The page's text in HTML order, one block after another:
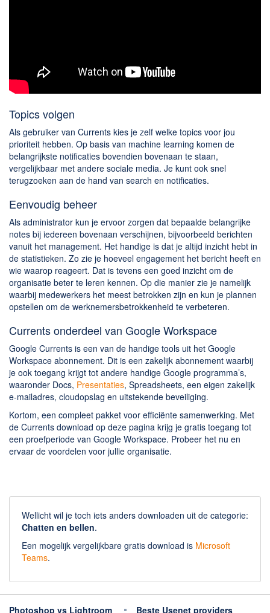
Topics volgen
Als gebruiker van Currents kies je zelf welke topics voor jou
prioriteit hebben. Op basis van machine learning komen de
belangrijkste notificaties bovendien bovenaan te staan,
vergelijkbaar met andere sociale media. Je kunt ook snel
terugzoeken aan de hand van search en notificaties.
Eenvoudig beheer
Als administrator kun je ervoor zorgen dat bepaalde belangrijke
notes bij iedereen bovenaan verschijnen, bijvoorbeeld berichten
vanuit het management. Het handige is dat je altijd inzicht hebt in
de statistieken. Zo zie je hoeveel engagement het bericht heeft en
wie waarop reageert. Dat is tevens een goed inzicht om de
organisatie beter te leren kennen. Op die manier zie je namelijk
waarbij medewerkers het meest betrokken zijn en kun je plannen
opstellen om de werknemersbetrokkenheid te verbeteren.
Currents onderdeel van Google Workspace
Google Currents is een van de handige tools uit het Google
Workspace abonnement. Dit is een zakelijk abonnement waarbij
je ook toegang krijgt tot andere handige Google programma’s,
waaronder Docs, Presentaties, Spreadsheets, een eigen zakelijk
e-mailadres, cloudopslag en uitstekende beveiliging.
Kortom, een compleet pakket voor efficiënte samenwerking. Met
de Currents download op deze pagina krijg je gratis toegang tot
een proefperiode van Google Workspace. Probeer het nu en
ervaar de voordelen voor jullie organisatie.
Wellicht wil je toch iets anders downloaden uit de categorie:
Chatten en bellen.
Een mogelijk vergelijkbare gratis download is Microsoft
Teams.
Photoshop vs Lightroom Beste Usenet providers